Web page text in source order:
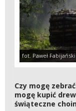
fot. Paweł Fabijański
Czy mogę
mogę kupić
świąteczne